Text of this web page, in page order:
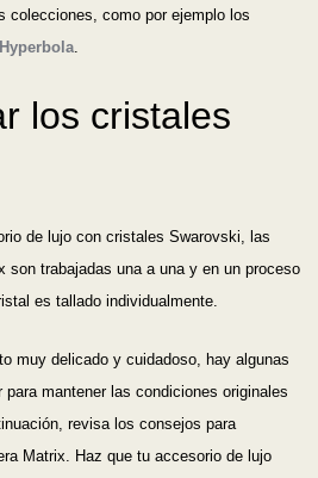
colecciones, como por ejemplo los
los cristales
de lujo con cristales Swarovski, las
son trabajadas una a una y en un proceso
es tallado individualmente.
muy delicado y cuidadoso, hay algunas
mantener las condiciones originales
revisa los consejos para
Matrix. Haz que tu accesorio de lujo